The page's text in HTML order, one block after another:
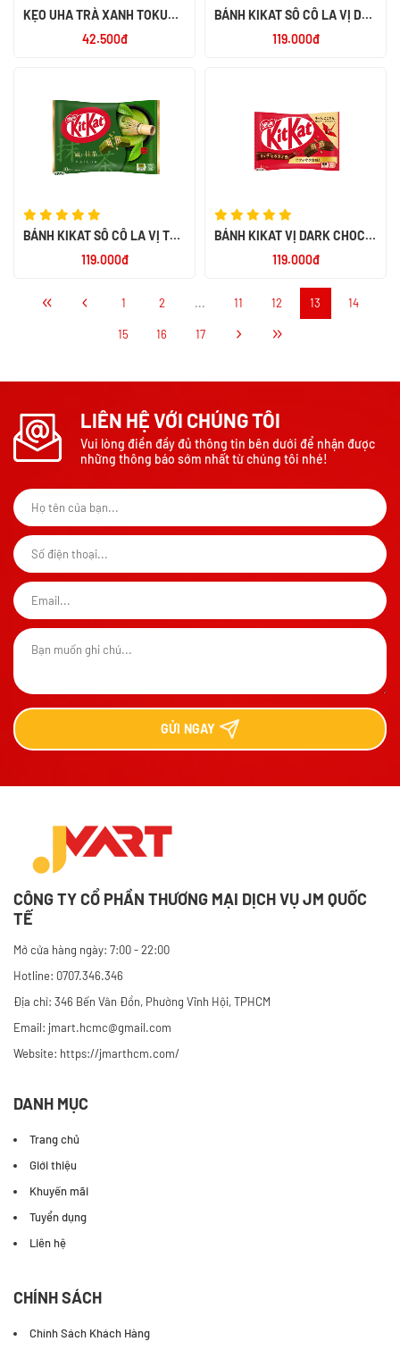
KẸO UHA TRÀ XANH TOKUNO
42.500đ
BÁNH KIKAT SÔ CÔ LA VỊ DÂU
119.000đ
BÁNH KIKAT SÔ CÔ LA VỊ TRÀ
119.000đ
BÁNH KIKAT VỊ DARK CHOCO
119.000đ
1 2 ... 11 12 13 14
15 16 17
LIÊN HỆ VỚI CHÚNG TÔI
Vui lòng điền đầy đủ thông tin bên dưới để nhận được
những thông báo sớm nhất từ chúng tôi nhé!
GỬI NGAY
CÔNG TY CỔ PHẦN THƯƠNG MẠI DỊCH VỤ JM QUỐC
TẾ
Mở cửa hàng ngày: 7:00 - 22:00
Hotline: 0707.346.346
Địa chỉ: 346 Bến Vân Đồn, Phường Vĩnh Hội, TPHCM
Email: jmart.hcmc@gmail.com
Website: https://jmarthcm.com/
DANH MỤC
Trang chủ
Giới thiệu
Khuyến mãi
Tuyển dụng
Liên hệ
CHÍNH SÁCH
Chính Sách Khách Hàng